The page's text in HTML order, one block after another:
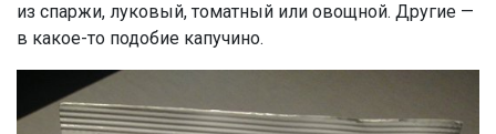
из спаржи, луковый, томатный или овощной. Другие —
в какое-то подобие капучино.